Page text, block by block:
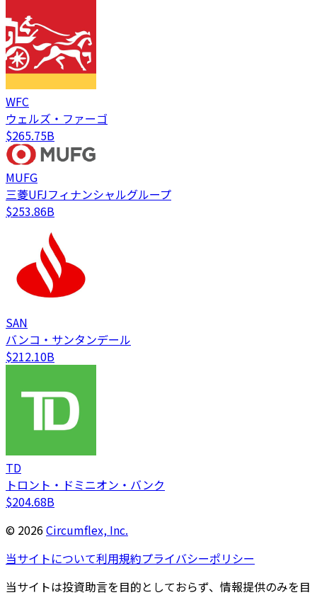
WFC
ウェルズ・ファーゴ
$265.75B
MUFG
三菱UFJフィナンシャルグループ
$253.86B
SAN
バンコ・サンタンデール
$212.10B
TD
トロント・ドミニオン・バンク
$204.68B
© 2026Circumflex, Inc.
当サイトについて利用規約プライバシーポリシー
当サイトは投資助言を目的としておらず、情報提供のみを目